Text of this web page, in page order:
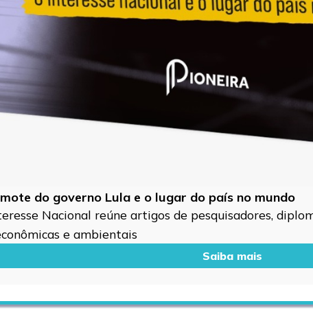
do governo Lula e o lugar do país no mundo
Nacional reúne artigos de pesquisadores,
e ambientais
Saiba mais